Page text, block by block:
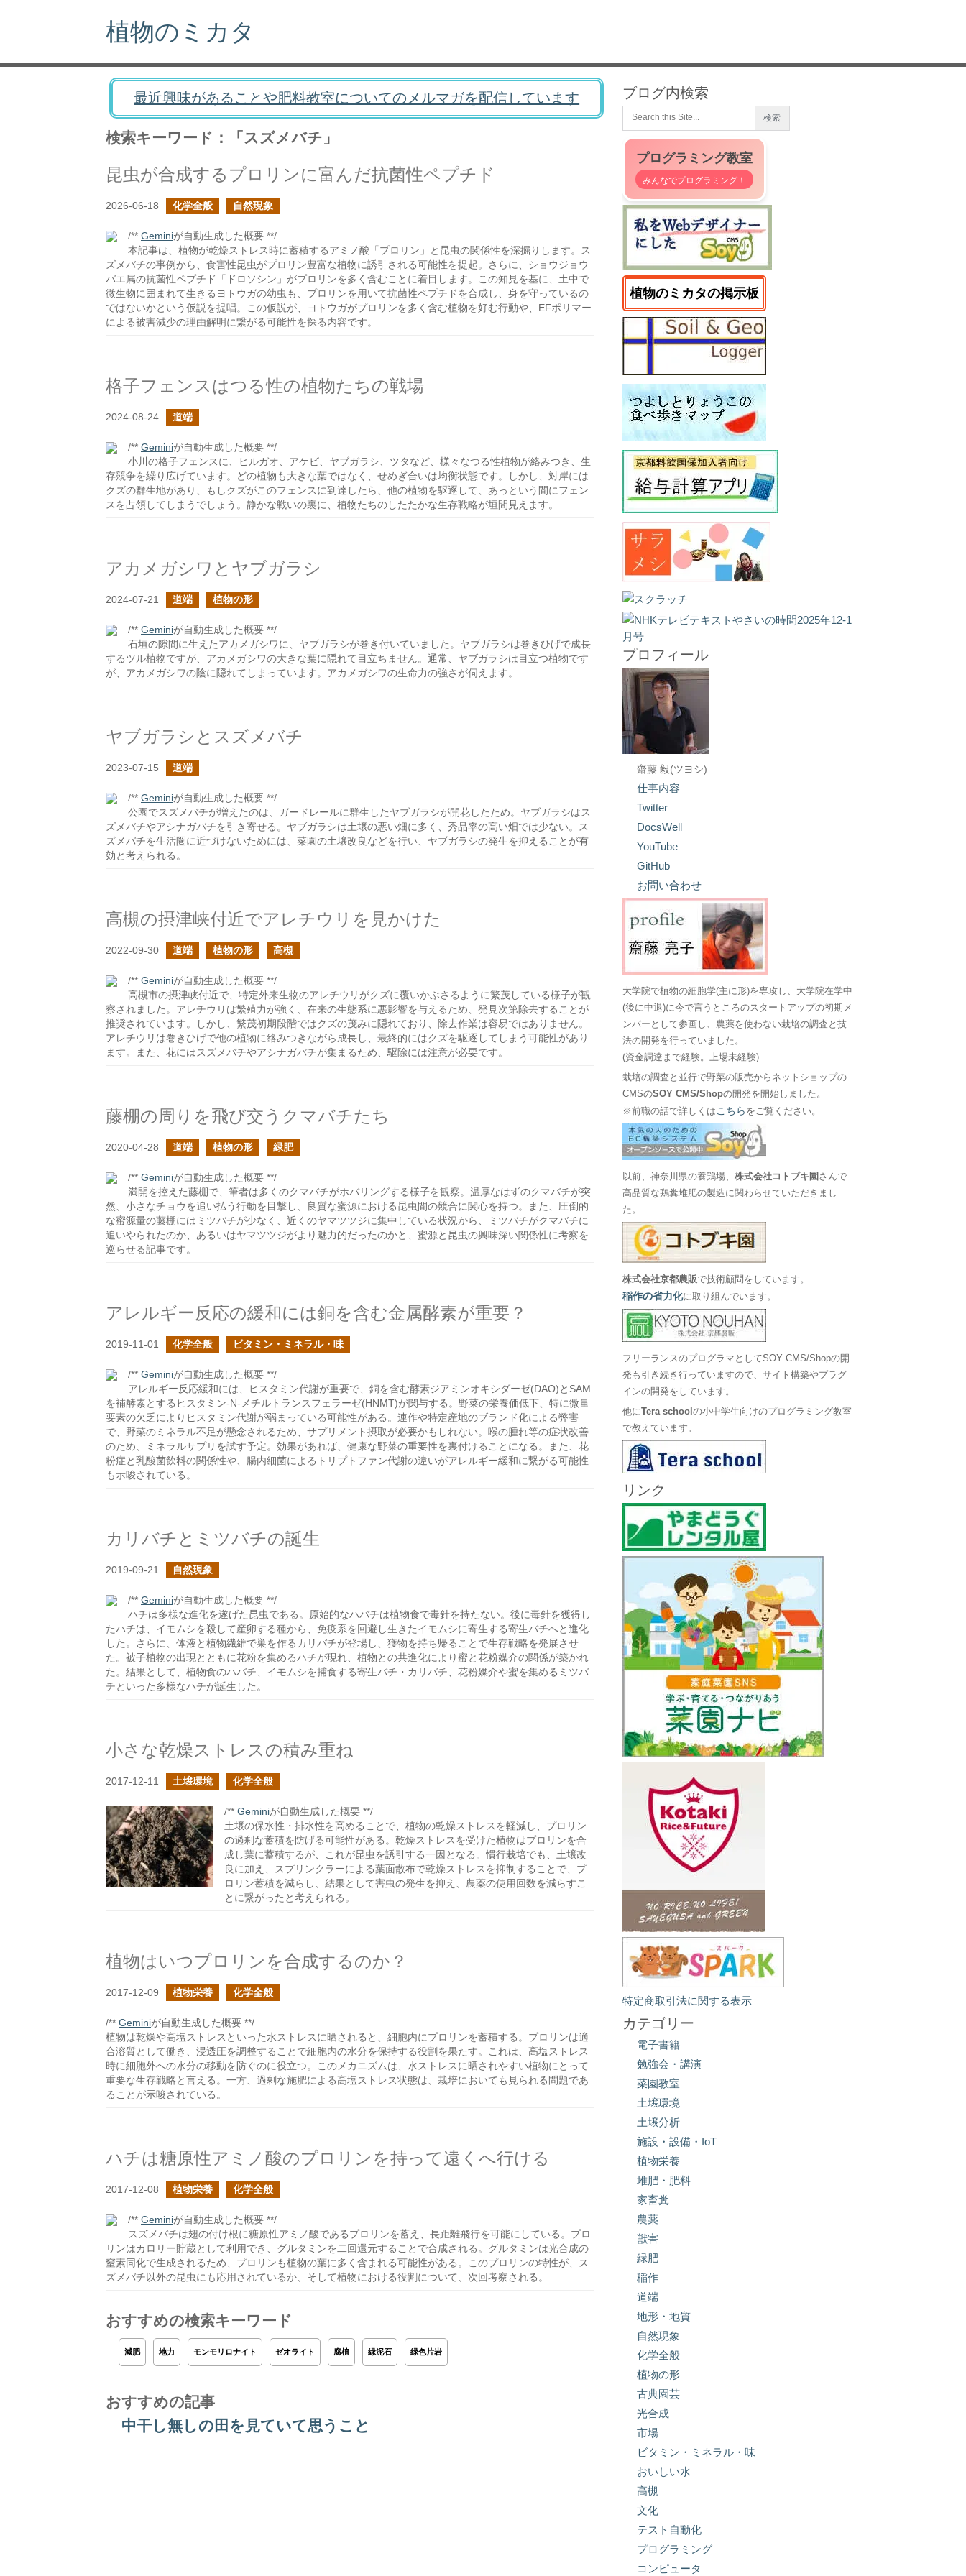
植物のミカタ
最近興味があることや肥料教室についてのメルマガを配信しています
検索キーワード：「スズメバチ」
昆虫が合成するプロリンに富んだ抗菌性ペプチド
2026-06-18 化学全般 自然現象
/** Geminiが自動生成した概要 **/
本記事は、植物が乾燥ストレス時に蓄積するアミノ酸「プロリン」と昆虫の関係性を深掘りします。ス
ズメバチの事例から、食害性昆虫がプロリン豊富な植物に誘引される可能性を提起。さらに、ショウジョウ
バエ属の抗菌性ペプチド「ドロソシン」がプロリンを多く含むことに着目します。この知見を基に、土中で
微生物に囲まれて生きるヨトウガの幼虫も、プロリンを用いて抗菌性ペプチドを合成し、身を守っているの
ではないかという仮説を提唱。この仮説が、ヨトウガがプロリンを多く含む植物を好む行動や、EFポリマー
による被害減少の理由解明に繋がる可能性を探る内容です。
格子フェンスはつる性の植物たちの戦場
2024-08-24 道端
/** Geminiが自動生成した概要 **/
小川の格子フェンスに、ヒルガオ、アケビ、ヤブガラシ、ツタなど、様々なつる性植物が絡みつき、生
存競争を繰り広げています。どの植物も大きな葉ではなく、せめぎ合いは均衡状態です。しかし、対岸には
クズの群生地があり、もしクズがこのフェンスに到達したら、他の植物を駆逐して、あっという間にフェン
スを占領してしまうでしょう。静かな戦いの裏に、植物たちのしたたかな生存戦略が垣間見えます。
アカメガシワとヤブガラシ
2024-07-21 道端 植物の形
/** Geminiが自動生成した概要 **/
石垣の隙間に生えたアカメガシワに、ヤブガラシが巻き付いていました。ヤブガラシは巻きひげで成長
するツル植物ですが、アカメガシワの大きな葉に隠れて目立ちません。通常、ヤブガラシは目立つ植物です
が、アカメガシワの陰に隠れてしまっています。アカメガシワの生命力の強さが伺えます。
ヤブガラシとスズメバチ
2023-07-15 道端
/** Geminiが自動生成した概要 **/
公園でスズメバチが増えたのは、ガードレールに群生したヤブガラシが開花したため。ヤブガラシはス
ズメバチやアシナガバチを引き寄せる。ヤブガラシは土壌の悪い畑に多く、秀品率の高い畑では少ない。ス
ズメバチを生活圏に近づけないためには、菜園の土壌改良などを行い、ヤブガラシの発生を抑えることが有
効と考えられる。
高槻の摂津峡付近でアレチウリを見かけた
2022-09-30 道端 植物の形 高槻
/** Geminiが自動生成した概要 **/
高槻市の摂津峡付近で、特定外来生物のアレチウリがクズに覆いかぶさるように繁茂している様子が観
察されました。アレチウリは繁殖力が強く、在来の生態系に悪影響を与えるため、発見次第除去することが
推奨されています。しかし、繁茂初期段階ではクズの茂みに隠れており、除去作業は容易ではありません。
アレチウリは巻きひげで他の植物に絡みつきながら成長し、最終的にはクズを駆逐してしまう可能性があり
ます。また、花にはスズメバチやアシナガバチが集まるため、駆除には注意が必要です。
藤棚の周りを飛び交うクマバチたち
2020-04-28 道端 植物の形 緑肥
/** Geminiが自動生成した概要 **/
満開を控えた藤棚で、筆者は多くのクマバチがホバリングする様子を観察。温厚なはずのクマバチが突
然、小さなチョウを追い払う行動を目撃し、良質な蜜源における昆虫間の競合に関心を持つ。また、圧倒的
な蜜源量の藤棚にはミツバチが少なく、近くのヤマツツジに集中している状況から、ミツバチがクマバチに
追いやられたのか、あるいはヤマツツジがより魅力的だったのかと、蜜源と昆虫の興味深い関係性に考察を
巡らせる記事です。
アレルギー反応の緩和には銅を含む金属酵素が重要？
2019-11-01 化学全般 ビタミン・ミネラル・味
/** Geminiが自動生成した概要 **/
アレルギー反応緩和には、ヒスタミン代謝が重要で、銅を含む酵素ジアミンオキシダーゼ(DAO)とSAM
を補酵素とするヒスタミン-N-メチルトランスフェラーゼ(HNMT)が関与する。野菜の栄養価低下、特に微量
要素の欠乏によりヒスタミン代謝が弱まっている可能性がある。連作や特定産地のブランド化による弊害
で、野菜のミネラル不足が懸念されるため、サプリメント摂取が必要かもしれない。喉の腫れ等の症状改善
のため、ミネラルサプリを試す予定。効果があれば、健康な野菜の重要性を裏付けることになる。また、花
粉症と乳酸菌飲料の関係性や、腸内細菌によるトリプトファン代謝の違いがアレルギー緩和に繋がる可能性
も示唆されている。
カリバチとミツバチの誕生
2019-09-21 自然現象
/** Geminiが自動生成した概要 **/
ハチは多様な進化を遂げた昆虫である。原始的なハバチは植物食で毒針を持たない。後に毒針を獲得し
たハチは、イモムシを殺して産卵する種から、免疫系を回避し生きたイモムシに寄生する寄生バチへと進化
した。さらに、体液と植物繊維で巣を作るカリバチが登場し、獲物を持ち帰ることで生存戦略を発展させ
た。被子植物の出現とともに花粉を集めるハチが現れ、植物との共進化により蜜と花粉媒介の関係が築かれ
た。結果として、植物食のハバチ、イモムシを捕食する寄生バチ・カリバチ、花粉媒介や蜜を集めるミツバ
チといった多様なハチが誕生した。
小さな乾燥ストレスの積み重ね
2017-12-11 土壌環境 化学全般
/** Geminiが自動生成した概要 **/
土壌の保水性・排水性を高めることで、植物の乾燥ストレスを軽減し、プロリン
の過剰な蓄積を防げる可能性がある。乾燥ストレスを受けた植物はプロリンを合
成し葉に蓄積するが、これが昆虫を誘引する一因となる。慣行栽培でも、土壌改
良に加え、スプリンクラーによる葉面散布で乾燥ストレスを抑制することで、プ
ロリン蓄積を減らし、結果として害虫の発生を抑え、農薬の使用回数を減らすこ
とに繋がったと考えられる。
植物はいつプロリンを合成するのか？
2017-12-09 植物栄養 化学全般
/** Geminiが自動生成した概要 **/
植物は乾燥や高塩ストレスといった水ストレスに晒されると、細胞内にプロリンを蓄積する。プロリンは適
合溶質として働き、浸透圧を調整することで細胞内の水分を保持する役割を果たす。これは、高塩ストレス
時に細胞外への水分の移動を防ぐのに役立つ。このメカニズムは、水ストレスに晒されやすい植物にとって
重要な生存戦略と言える。一方、過剰な施肥による高塩ストレス状態は、栽培においても見られる問題であ
ることが示唆されている。
ハチは糖原性アミノ酸のプロリンを持って遠くへ行ける
2017-12-08 植物栄養 化学全般
/** Geminiが自動生成した概要 **/
スズメバチは翅の付け根に糖原性アミノ酸であるプロリンを蓄え、長距離飛行を可能にしている。プロ
リンはカロリー貯蔵として利用でき、グルタミンを二回還元することで合成される。グルタミンは光合成の
窒素同化で生成されるため、プロリンも植物の葉に多く含まれる可能性がある。このプロリンの特性が、ス
ズメバチ以外の昆虫にも応用されているか、そして植物における役割について、次回考察される。
おすすめの検索キーワード
減肥 地力 モンモリロナイト ゼオライト 腐植 緑泥石 緑色片岩
おすすめの記事
中干し無しの田を見ていて思うこと
ブログ内検索
プログラミング教室
みんなでプログラミング！
植物のミカタの掲示板
プロフィール
齋藤 毅(ツヨシ)
仕事内容
Twitter
DocsWell
YouTube
GitHub
お問い合わせ
大学院で植物の細胞学(主に形)を専攻し、大学院在学中
(後に中退)に今で言うところのスタートアップの初期メ
ンバーとして参画し、農薬を使わない栽培の調査と技
法の開発を行っていました。
(資金調達まで経験。上場未経験)
栽培の調査と並行で野菜の販売からネットショップの
CMSのSOY CMS/Shopの開発を開始しました。
※前職の話で詳しくは こちら をご覧ください。
以前、神奈川県の養鶏場、株式会社コトブキ園 さんで
高品質な鶏糞堆肥の製造に関わらせていただきまし
た。
株式会社京都農販で技術顧問をしています。
稲作の省力化に取り組んでいます。
フリーランスのプログラマとしてSOY CMS/Shopの開
発も引き続き行っていますので、サイト構築やプラグ
インの開発をしています。
他にTera schoolの小中学生向けのプログラミング教室
で教えています。
リンク
特定商取引法に関する表示
カテゴリー
電子書籍
勉強会・講演
菜園教室
土壌環境
土壌分析
施設・設備・IoT
植物栄養
堆肥・肥料
家畜糞
農薬
獣害
緑肥
稲作
道端
地形・地質
自然現象
化学全般
植物の形
古典園芸
光合成
市場
ビタミン・ミネラル・味
おいしい水
高槻
文化
テスト自動化
プログラミング
コンピュータ